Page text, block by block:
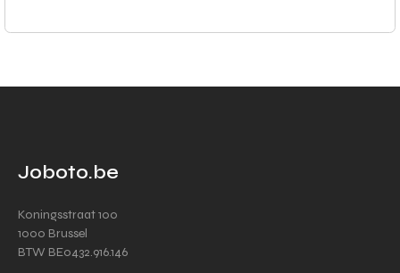
Joboto.be
Koningsstraat 100
1000 Brussel
BTW BE0432.916.146